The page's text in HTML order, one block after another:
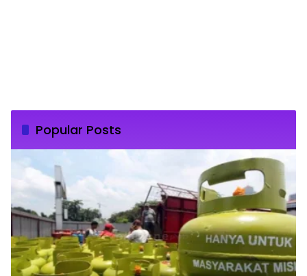
Popular Posts